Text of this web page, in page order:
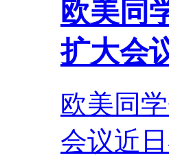
欧美同
扩大会
欧美同
会议近